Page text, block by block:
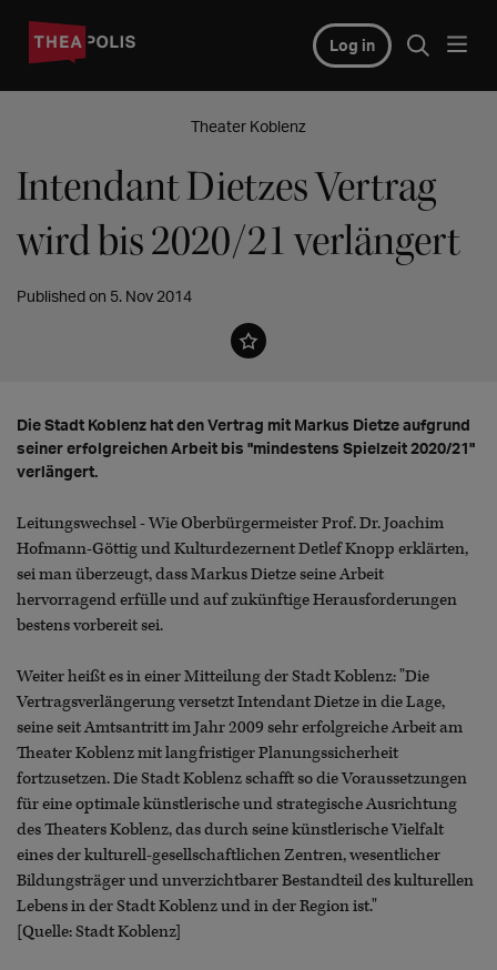
Log in
Theater Koblenz
Intendant Dietzes Vertrag
wird bis 2020/21 verlängert
Published on 5. Nov 2014
Die Stadt Koblenz hat den Vertrag mit Markus Dietze aufgrund
seiner erfolgreichen Arbeit bis "mindestens Spielzeit 2020/21"
verlängert.
Leitungswechsel - Wie Oberbürgermeister Prof. Dr. Joachim
Hofmann-Göttig und Kulturdezernent Detlef Knopp erklärten,
sei man überzeugt, dass Markus Dietze seine Arbeit
hervorragend erfülle und auf zukünftige Herausforderungen
bestens vorbereit sei.
Weiter heißt es in einer Mitteilung der Stadt Koblenz: "Die
Vertragsverlängerung versetzt Intendant Dietze in die Lage,
seine seit Amtsantritt im Jahr 2009 sehr erfolgreiche Arbeit am
Theater Koblenz mit langfristiger Planungssicherheit
fortzusetzen. Die Stadt Koblenz schafft so die Voraussetzungen
für eine optimale künstlerische und strategische Ausrichtung
des Theaters Koblenz, das durch seine künstlerische Vielfalt
eines der kulturell-gesellschaftlichen Zentren, wesentlicher
Bildungsträger und unverzichtbarer Bestandteil des kulturellen
Lebens in der Stadt Koblenz und in der Region ist."
[Quelle: Stadt Koblenz]